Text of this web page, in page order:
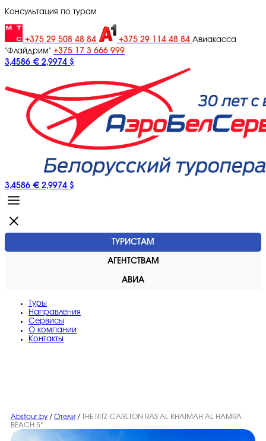
Консультация по турам
+375 29 508 48 84 +375 29 114 48 84 Авиакасса
"Флайдрим" +375 17 3 666 999
3,4586 € 2,9974 $
3,4586 € 2,9974 $
ТУРИСТАМ
АГЕНТСТВАМ
АВИА
Туры
Направления
Сервисы
O компании
Контакты
Abstour.by / Отели / THE RITZ-CARLTON RAS AL KHAIMAH AL HAMRA
BEACH 5*